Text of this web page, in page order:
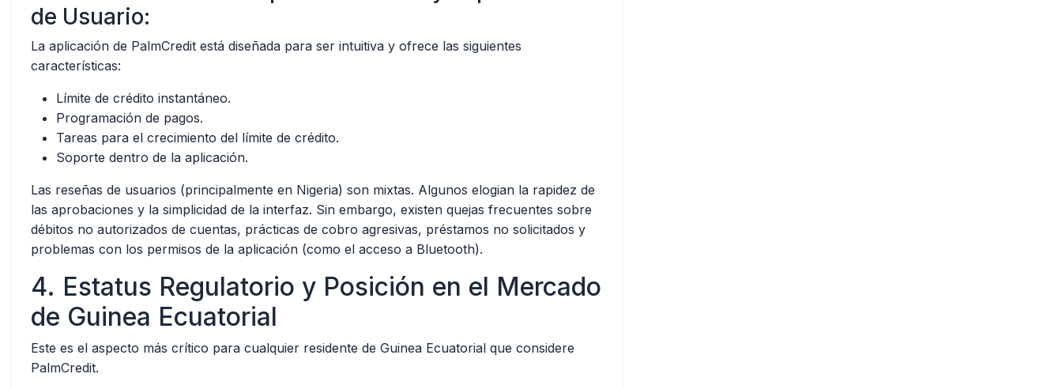
de Usuario:
La aplicación de PalmCredit está diseñada para ser intuitiva y ofrece las siguientes
características:
Límite de crédito instantáneo.
Programación de pagos.
Tareas para el crecimiento del límite de crédito.
Soporte dentro de la aplicación.
Las reseñas de usuarios (principalmente en Nigeria) son mixtas. Algunos elogian la rapidez de
las aprobaciones y la simplicidad de la interfaz. Sin embargo, existen quejas frecuentes sobre
débitos no autorizados de cuentas, prácticas de cobro agresivas, préstamos no solicitados y
problemas con los permisos de la aplicación (como el acceso a Bluetooth).
4. Estatus Regulatorio y Posición en el Mercado
de Guinea Ecuatorial
Este es el aspecto más crítico para cualquier residente de Guinea Ecuatorial que considere
PalmCredit.